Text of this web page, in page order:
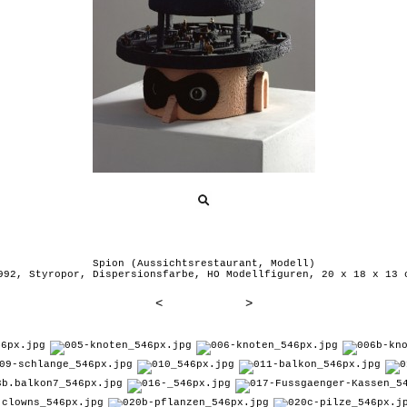
Spion (Aussichtsrestaurant, Modell)
Styropor, Dispersionsfarbe, HO Modellfiguren, 20 x 18 x 13
< >